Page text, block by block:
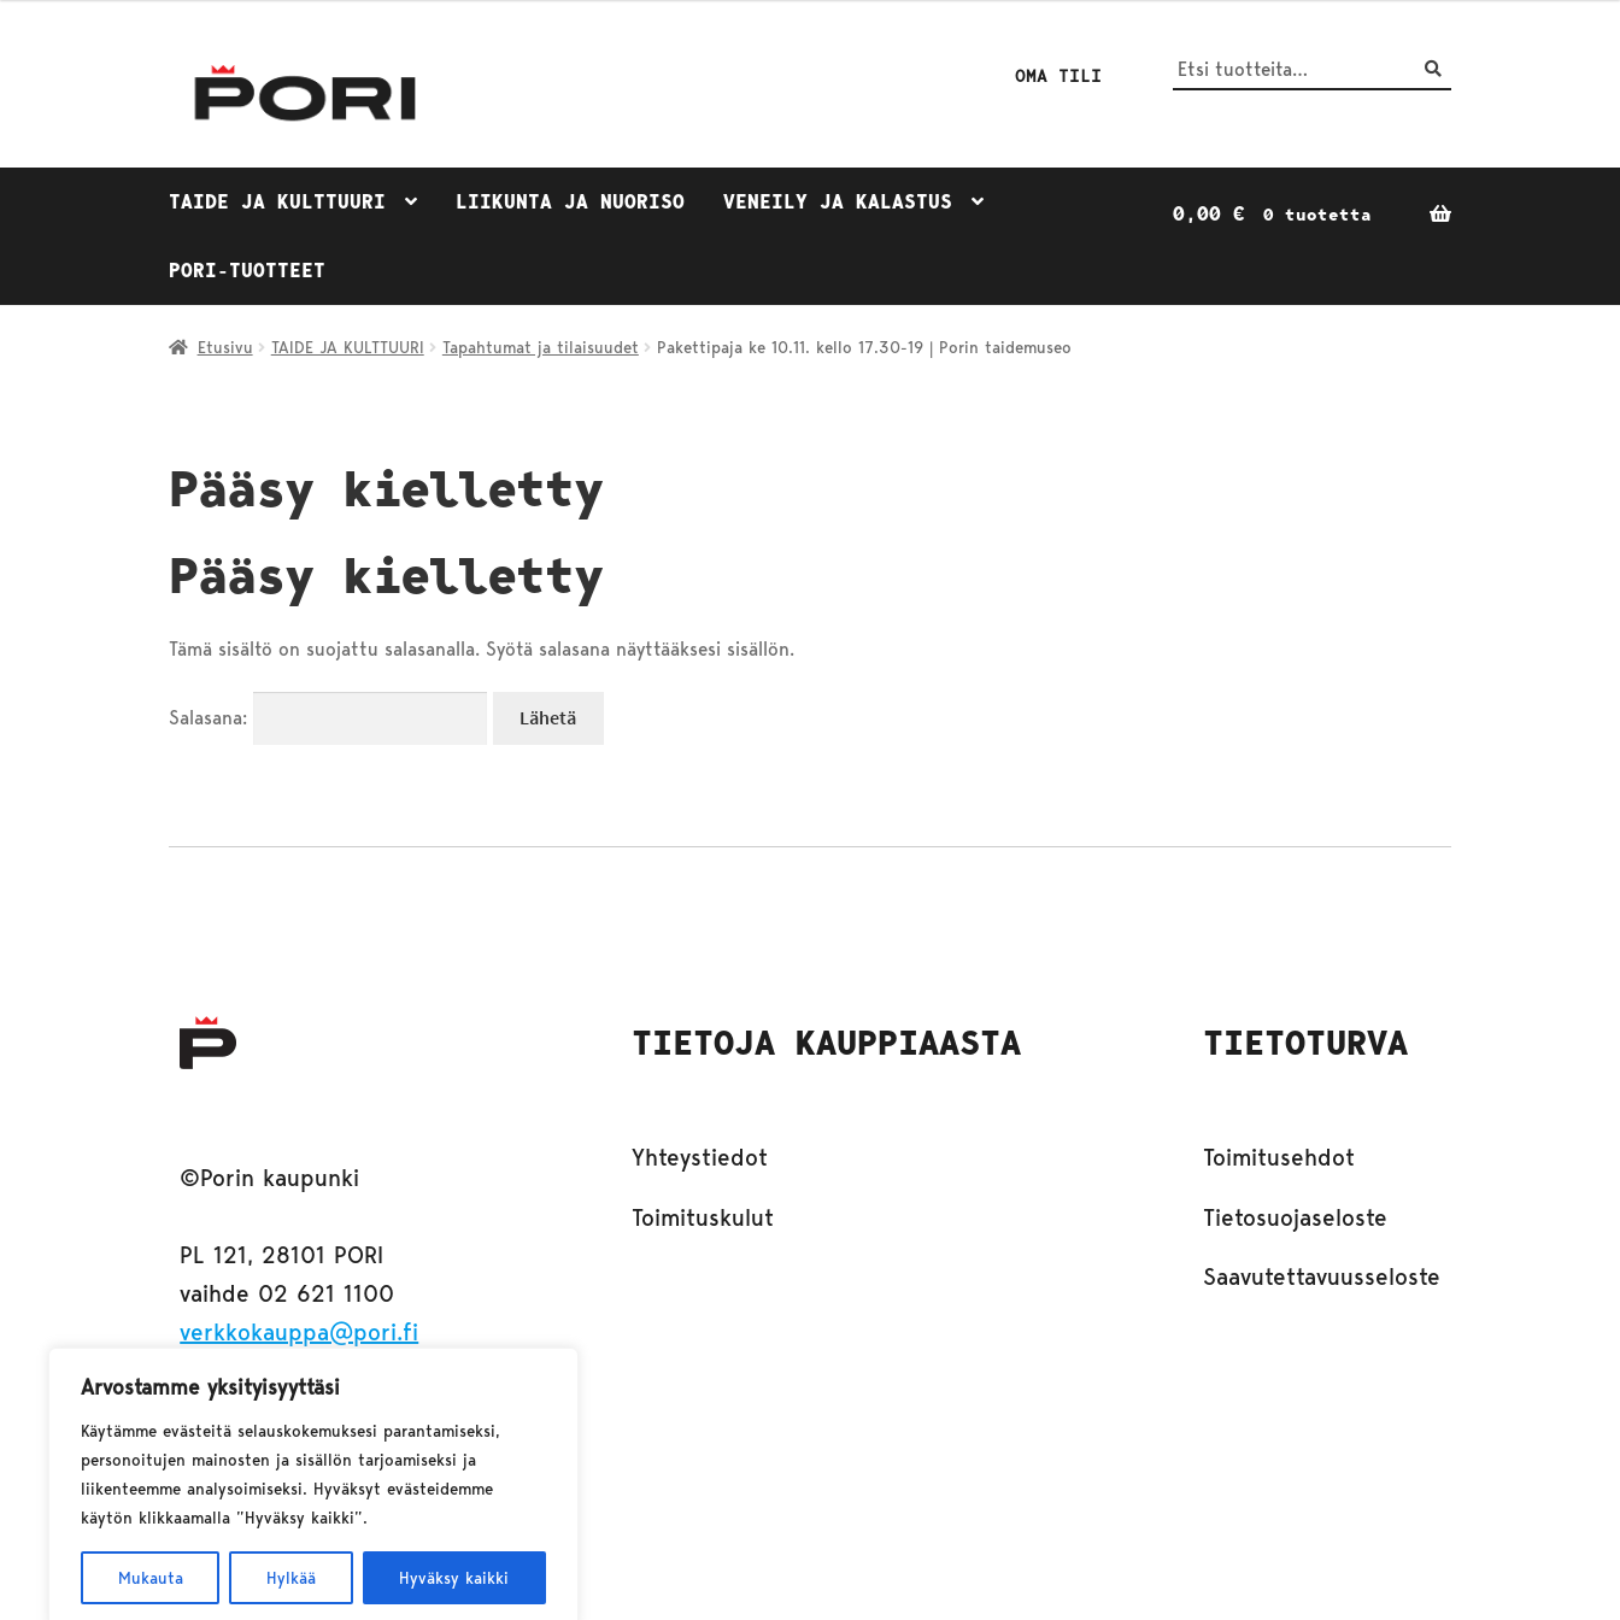
Arvostamme yksityisyyttäsi
Käytämme evästeitä selauskokemuksesi parantamiseksi,
personoitujen mainosten ja sisällön tarjoamiseksi ja
liikenteemme analysoimiseksi. Hyväksyt evästeidemme
käytön klikkaamalla ”Hyväksy kaikki”.
Mukauta Hylkää Hyväksy kaikki
Siirry
navigointiin
Siirry
sisältöön
OMA TILI
Etsi:
Haku
TAIDE JA KULTTUURI LIIKUNTA JA NUORISO VENEILY JA KALASTUS
PORI-TUOTTEET
0,00 € 0 tuotetta
Etusivu TAIDE JA KULTTUURI Tapahtumat ja tilaisuudet Pakettipaja ke 10.11. kello 17.30-19 | Porin taidemuseo
Pääsy kielletty
Pääsy kielletty
Tämä sisältö on suojattu salasanalla. Syötä salasana näyttääksesi sisällön.
Salasana:
©Porin kaupunki
PL 121, 28101 PORI
vaihde 02 621 1100
verkkokauppa@pori.fi
etunimi.sukunimi@pori.fi
TIETOJA KAUPPIAASTA
Yhteystiedot
Toimituskulut
TIETOTURVA
Toimitusehdot
Tietosuojaseloste
Saavutettavuusseloste